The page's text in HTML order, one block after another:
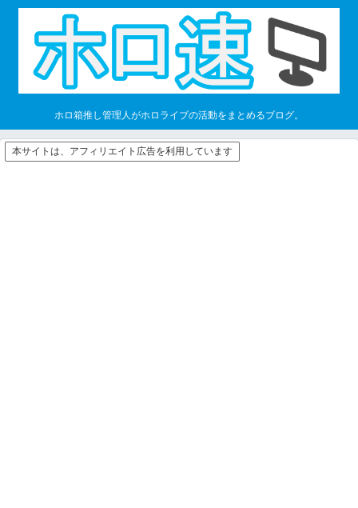
ホロ箱推し管理人がホロライブの活動をまとめるブログ。
本サイトは、アフィリエイト広告を利用しています